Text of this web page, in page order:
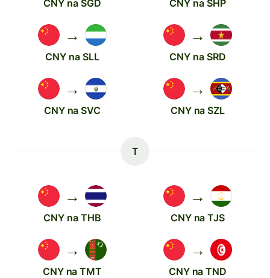
CNY na SGD CNY na SHP
→
CNY na SLL
→
CNY na SRD
→
CNY na SVC
→
CNY na SZL
T
→
CNY na THB
→
CNY na TJS
→
CNY na TMT
→
CNY na TND